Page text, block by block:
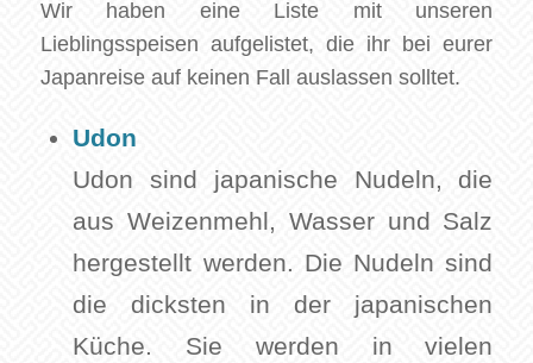
Wir haben eine Liste mit unseren
Lieblingsspeisen aufgelistet, die ihr bei eurer
Japanreise auf keinen Fall auslassen solltet.
Udon
Udon sind japanische Nudeln, die
aus Weizenmehl, Wasser und Salz
hergestellt werden. Die Nudeln sind
die dicksten in der japanischen
Küche. Sie werden in vielen